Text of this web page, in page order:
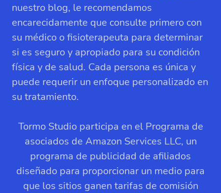
nuestro blog, le recomendamos
encarecidamente que consulte primero con
su médico o fisioterapeuta para determinar
si es seguro y apropiado para su condición
física y de salud. Cada persona es única y
puede requerir un enfoque personalizado en
su tratamiento.
Tormo Studio participa en el Programa de
asociados de Amazon Services LLC, un
programa de publicidad de afiliados
diseñado para proporcionar un medio para
que los sitios ganen tarifas de comisión